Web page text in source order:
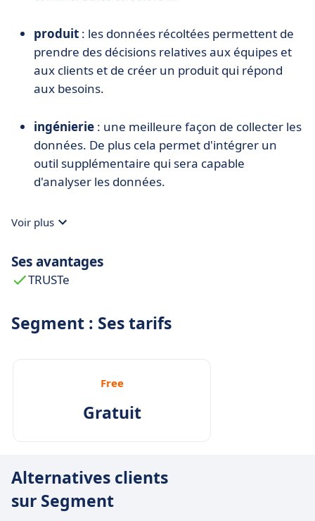
produit : les données récoltées permettent de
prendre des décisions relatives aux équipes et
aux clients et de créer un produit qui répond
aux besoins.
ingénierie : une meilleure façon de collecter les
données. De plus cela permet d'intégrer un
outil supplémentaire qui sera capable
d'analyser les données.
Voir plus
Ses avantages
TRUSTe
Segment : Ses tarifs
Free
Gratuit
Alternatives clients
sur Segment